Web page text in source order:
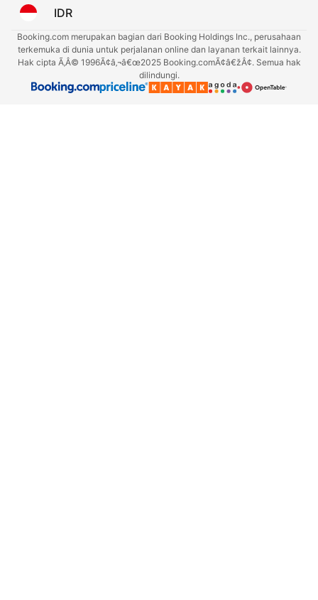
IDR
Booking.com merupakan bagian dari Booking Holdings Inc., perusahaan
terkemuka di dunia untuk perjalanan online dan layanan terkait lainnya.
Hak cipta Ã‚Â© 1996Ã¢â‚¬â€œ2025 Booking.comÃ¢â€žÂ¢. Semua hak
dilindungi.